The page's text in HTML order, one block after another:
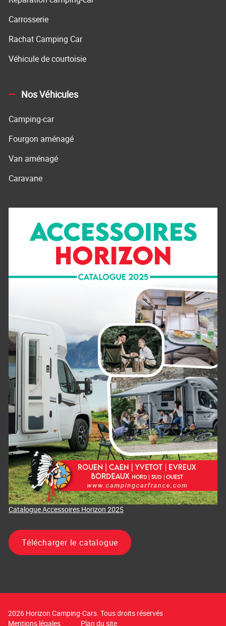
Carrosserie
Rachat Camping Car
Véhicule de courtoisie
Nos Véhicules
Camping-car
Fourgon aménagé
Van aménagé
Caravane
Catalogue Accessoires Horizon 2025
Télécharger le catalogue
2026 Horizon Camping-Cars. Tous droits réservés
Mentions légales
Plan du site